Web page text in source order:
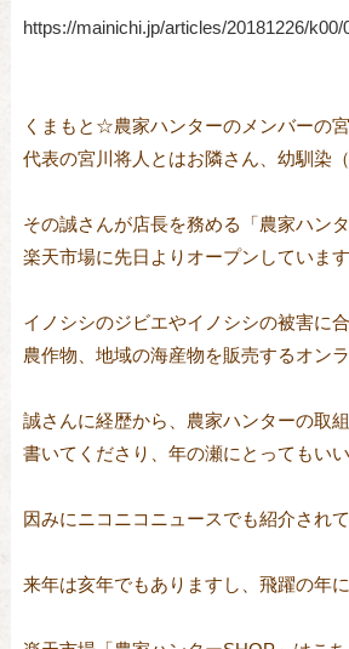
https://mainichi.jp/articles/20181226/k00/
くまもと☆農家ハンターのメンバーの
代表の宮川将人とはお隣さん、幼馴染
その誠さんが店長を務める「農家ハンタ
楽天市場に先日よりオープンしています
イノシシのジビエやイノシシの被害に
農作物、地域の海産物を販売するオン
誠さんに経歴から、農家ハンターの取
書いてくださり、年の瀬にとってもい
因みにニコニコニュースでも紹介されて
来年は亥年でもありますし、飛躍の年